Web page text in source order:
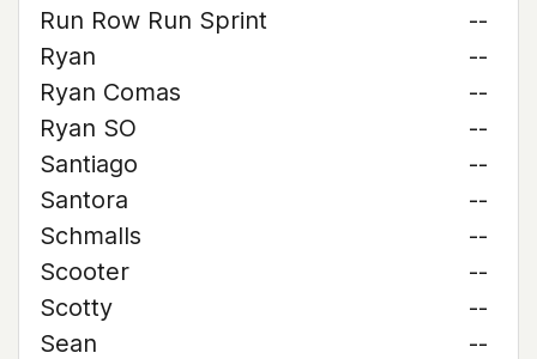
Run Row Run Sprint
--
Ryan
--
Ryan Comas
--
Ryan SO
--
Santiago
--
Santora
--
Schmalls
--
Scooter
--
Scotty
--
Sean
--